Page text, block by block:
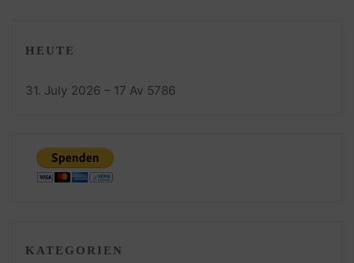
HEUTE
31. July 2026 – 17 Av 5786
KATEGORIEN